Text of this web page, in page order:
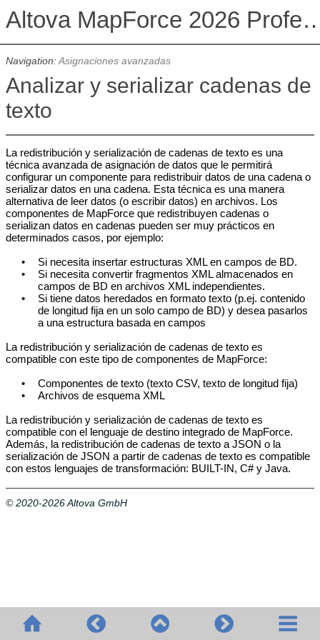
Altova MapForce
Navigation:Asignaciones avanzadas
Analizar y serializar cadenas de
texto
La redistribución y serialización de cadenas de texto es una
técnica avanzada de asignación de datos que le permitirá
configurar un componente para redistribuir datos de una cadena o
serializar datos en una cadena. Esta técnica es una manera
alternativa de leer datos (o escribir datos) en archivos. Los
componentes de MapForce que redistribuyen cadenas o
serializan datos en cadenas pueden ser muy prácticos en
determinados casos, por ejemplo:
•
Si necesita insertar estructuras XML en campos de BD.
•
Si necesita convertir fragmentos XML almacenados en
campos de BD en archivos XML independientes.
•
Si tiene datos heredados en formato texto (p.ej. contenido
de longitud fija en un solo campo de BD) y desea pasarlos
a una estructura basada en campos
La redistribución y serialización de cadenas de texto es
compatible con este tipo de componentes de MapForce:
•
Componentes de texto (texto CSV, texto de longitud fija)
•
Archivos de esquema XML
La redistribución y serialización de cadenas de texto es
compatible con el lenguaje de destino integrado de MapForce.
Además, la redistribución de cadenas de texto a JSON o la
serialización de JSON a partir de cadenas de texto es compatible
con estos lenguajes de transformación: BUILT-IN, C# y Java.
© 2020-2026 Altova GmbH